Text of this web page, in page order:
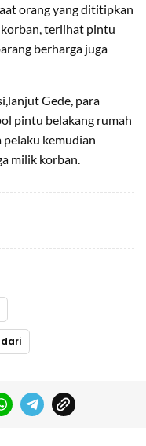
orang yang dititipkan
terlihat pintu
berharga juga
Gede, para
pintu belakang rumah
pelaku kemudian
milik korban.